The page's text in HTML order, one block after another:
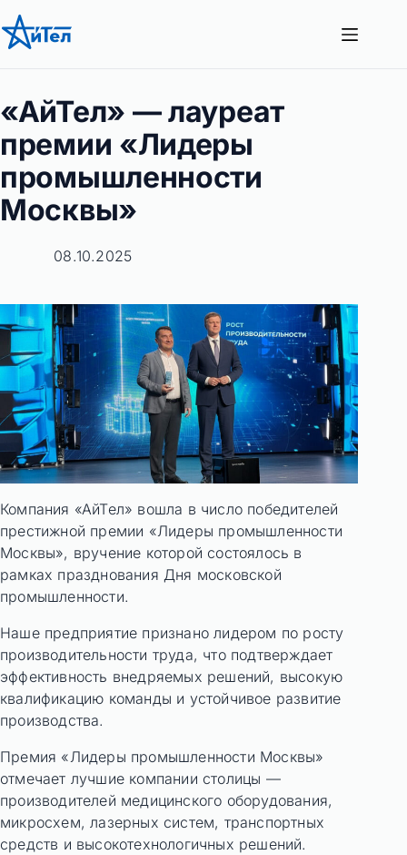
Перейти
к
«АйТел» — лауреат
премии «Лидеры
промышленности
Москвы»
08.10.2025
Компания «АйТел» вошла в число победителей
престижной премии «Лидеры промышленности
Москвы», вручение которой состоялось в
рамках празднования Дня московской
промышленности.
Наше предприятие признано лидером по росту
производительности труда, что подтверждает
эффективность внедряемых решений, высокую
квалификацию команды и устойчивое развитие
производства.
Премия «Лидеры промышленности Москвы»
отмечает лучшие компании столицы —
производителей медицинского оборудования,
микросхем, лазерных систем, транспортных
средств и высокотехнологичных решений.